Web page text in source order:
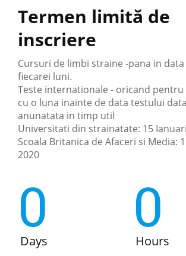
Termen limită de
inscriere
Cursuri de limbi straine -pana in data
fiecarei luni.
Teste internationale - oricand pentru
cu o luna inainte de data testului
anunatata in timp util
Universitati din strainatate: 15
Scoala Britanica de Afaceri si Media:
2020
0
Days
0
Hours